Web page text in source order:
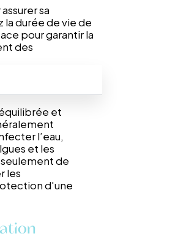
sa
la durée de vie de
pour garantir la
des
et
l’eau,
et les
de
les
d'une